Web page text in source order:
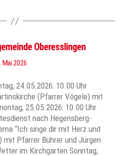
Oberesslingen
Mai 2026
24.05.2026: 10.00 Uhr
(Pfarrer Vögele) mit
25.05.2026: 10.00 Uhr
nach Hegensberg-
“Ich singe dir mit Herz und
mit Pfarrer Bührer und Jürgen
im Kirchgarten Sonntag,